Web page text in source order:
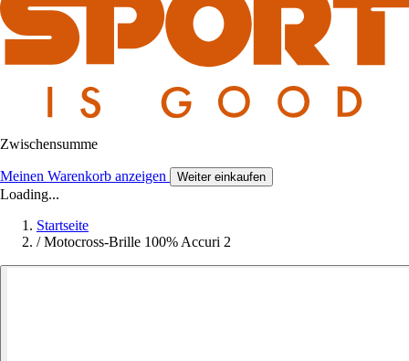
Zwischensumme
Meinen Warenkorb anzeigen Weiter einkaufen
Loading...
Startseite
/ Motocross-Brille 100% Accuri 2